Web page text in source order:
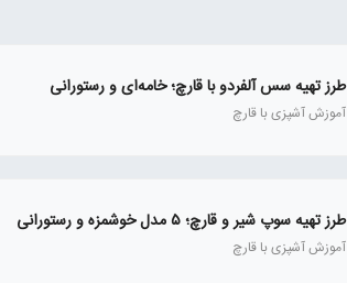
طرز تهیه سس آلفردو با قارچ؛ خامه‌ای و رستورانی
آموزش آشپزی با قارچ
طرز تهیه سوپ شیر و قارچ؛ ۵ مدل خوشمزه و رستورانی
آموزش آشپزی با قارچ